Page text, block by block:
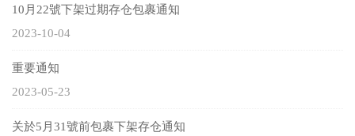
10月22號下架过期存仓包裹通知
2023-10-04
重要通知
2023-05-23
关於5月31號前包裹下架存仓通知